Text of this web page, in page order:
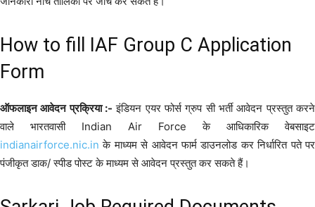
How to fill IAF Group C Application
Form
ऑफलाइन आवेदन प्रक्रिया :- इंडियन एयर फोर्स ग्रुप सी भर्ती आवेदन प्रस्तुत करने
वाले भारतवासी Indian Air Force के आधिकारिक वेबसाइट
indianairforce.nic.in के माध्यम से आवेदन फार्म डाउनलोड कर निर्धारित पते पर
पंजीकृत डाक/ स्पीड पोस्ट के माध्यम से आवेदन प्रस्तुत कर सकते हैं।